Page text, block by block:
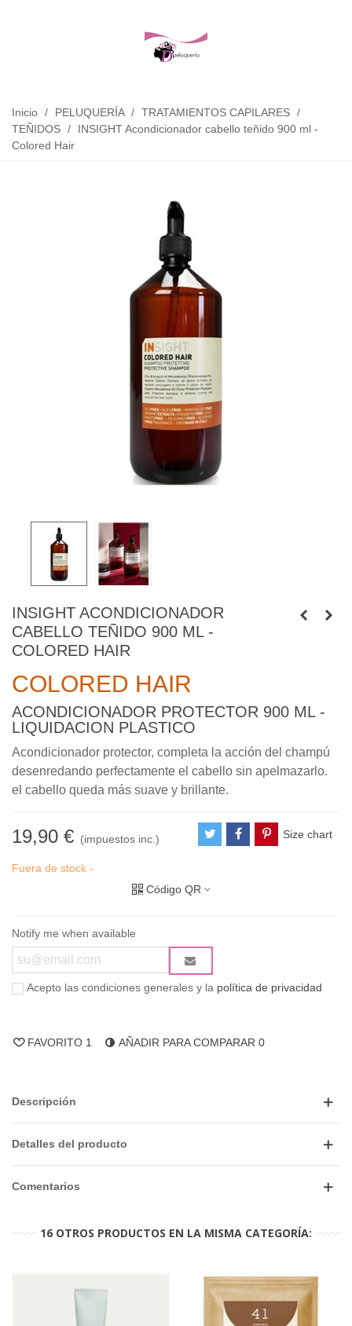
Inicio / PELUQUERÍA / TRATAMIENTOS CAPILARES /
TEÑIDOS /
INSIGHT Acondicionador cabello teñido 900 ml -
Colored Hair
INSIGHT ACONDICIONADOR
CABELLO TEÑIDO 900 ML -
COLORED HAIR
COLORED HAIR
ACONDICIONADOR PROTECTOR 900 ML -
LIQUIDACION PLASTICO
Acondicionador protector, completa la acción del champú
desenredando perfectamente el cabello sin apelmazarlo.
el cabello queda más suave y brillante.
19,90 € (impuestos inc.) Size chart
Fuera de stock -
Código QR
Notify me when available
Acepto las condiciones generales y la política de privacidad
FAVORITO 1 AÑADIR PARA COMPARAR 0
Descripción
Detalles del producto
Comentarios
16 OTROS PRODUCTOS EN LA MISMA CATEGORÍA: